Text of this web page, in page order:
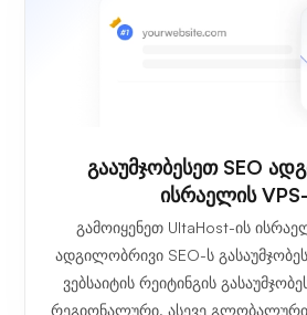
გააუმჯობესეთ SEO
ისრაელის
გამოიყენეთ UltaHost-ის
ადგილობრივი SEO-ს
ვებსაიტის რეიტინგის
რეგიონალური, ასევე